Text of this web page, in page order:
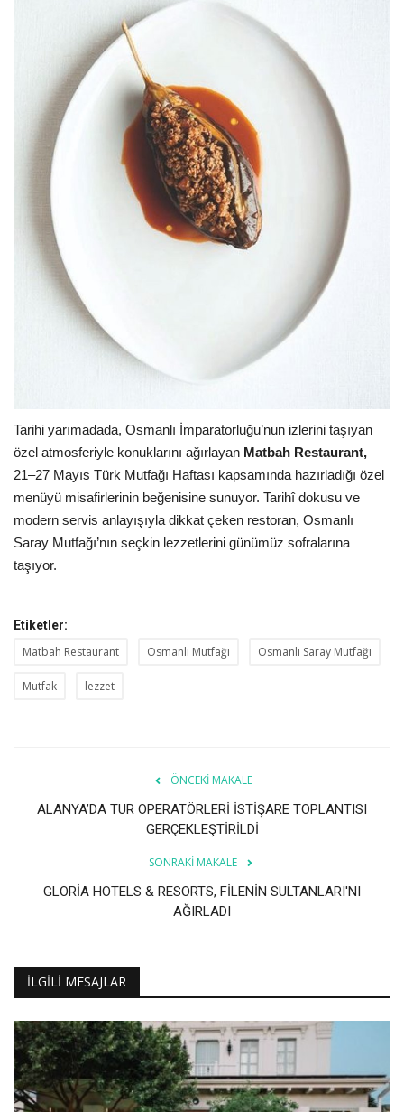
Tarihi yarımadada, Osmanlı İmparatorluğu’nun izlerini taşıyan
özel atmosferiyle konuklarını ağırlayan Matbah Restaurant,
21–27 Mayıs Türk Mutfağı Haftası kapsamında hazırladığı özel
menüyü misafirlerinin beğenisine sunuyor. Tarihî dokusu ve
modern servis anlayışıyla dikkat çeken restoran, Osmanlı
Saray Mutfağı’nın seçkin lezzetlerini günümüz sofralarına
taşıyor.
Etiketler:
Matbah Restaurant Osmanlı Mutfağı Osmanlı Saray Mutfağı
Mutfak lezzet
ÖNCEKI MAKALE
ALANYA’DA TUR OPERATÖRLERİ İSTİŞARE TOPLANTISI
GERÇEKLEŞTİRİLDİ
SONRAKI MAKALE
GLORİA HOTELS & RESORTS, FİLENİN SULTANLARI'NI
AĞIRLADI
İLGILI MESAJLAR